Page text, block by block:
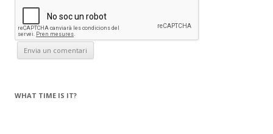
WHAT TIME IS IT?